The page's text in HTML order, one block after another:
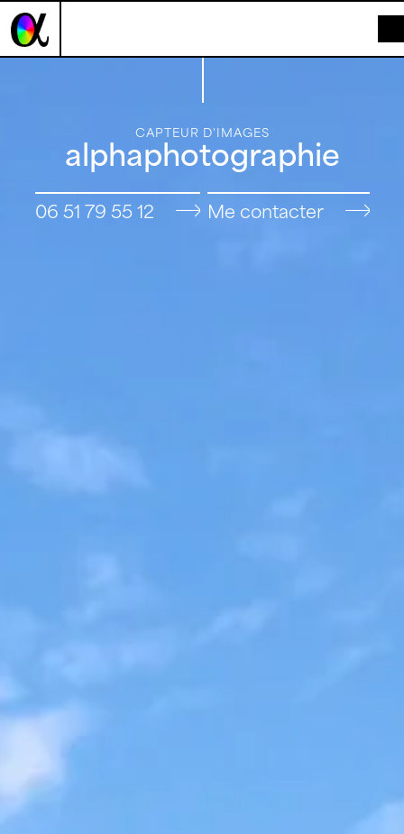
CAPTEUR D'IMAGES
alphaphotographie
06 51 79 55 12 Me contacter
Panneau de gestion des cookies